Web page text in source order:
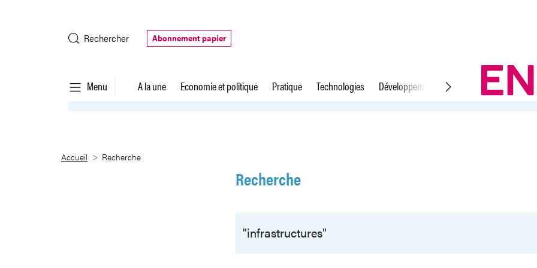
Rechercher
Abonnement papier
Menu A la une Economie et politique Pratique Technologies Développement durable Droit du travail
Recherche
Accueil Recherche
Recherche